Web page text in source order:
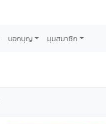
บอกบุญ มุมสมาชิก